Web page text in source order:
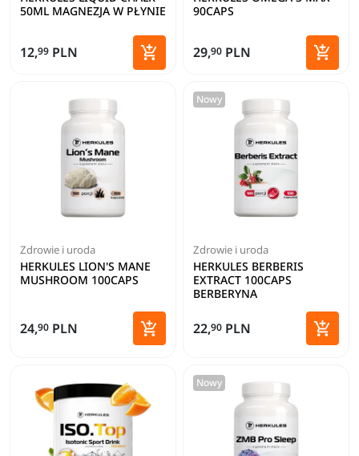
50ML MAGNEZJA W PŁYNIE
12,99 PLN 
Dodaj do koszyka
90CAPS
29,90 PLN 
Dodaj
Zdrowie i uroda
HERKULES LION'S MANE
MUSHROOM 100CAPS
24,90 PLN 
Dodaj do koszyka
Nowy
Zdrowie i uroda
HERKULES BERBERIS
EXTRACT 100CAPS
BERBERYNA
22,90 PLN 
Dodaj
Nowy